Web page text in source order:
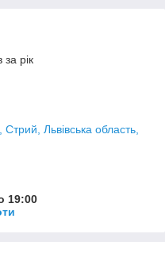
за рік
Львівська область,
19:00